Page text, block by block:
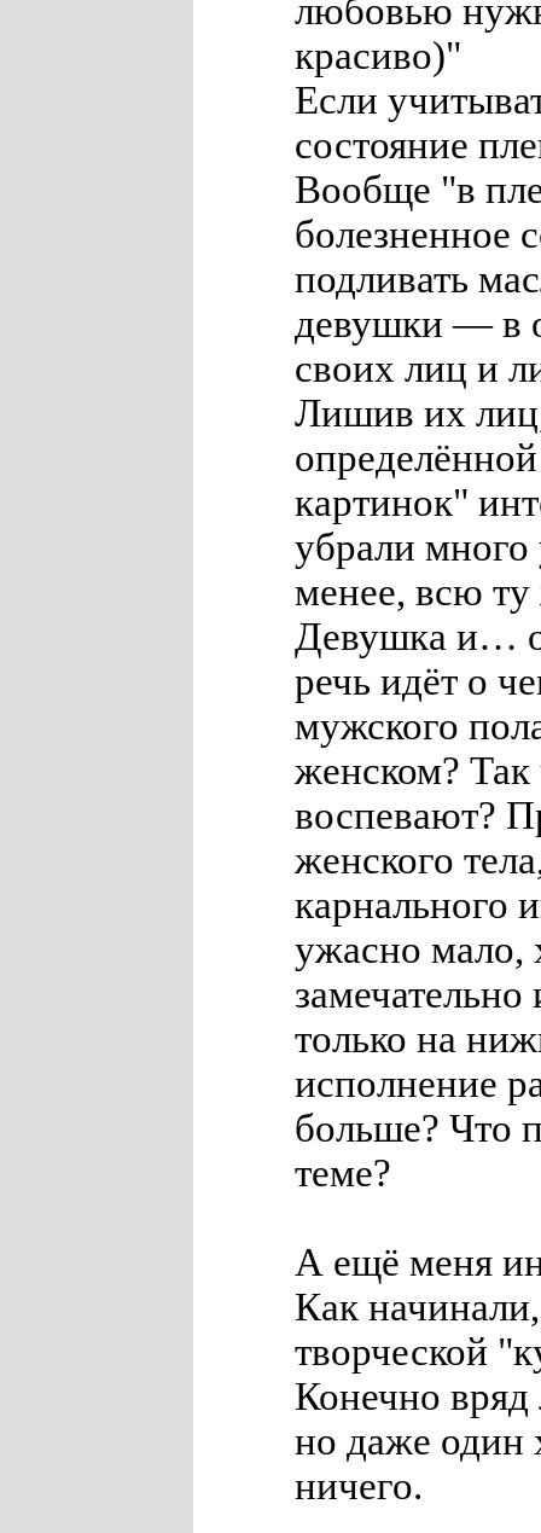
любовью
красиво)"
Если
состояние
Вообще "в
болезненное
подливать
девушки — в
своих лиц и
Лишив их
картинок"
убрали много
менее, всю ту
Девушка и…
речь идёт о
мужского
женском?
воспевают?
женского
карнального
ужасно мало,
замечательно
только на
исполнение
больше? Что
теме?
А ещё меня
Как
творческой
Конечно
но даже один
ничего.